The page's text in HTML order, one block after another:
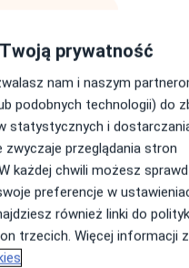
ustalane są ceny?
2
prywatność
nam i naszym
podobnych technologii) do
statystycznych i
zwyczaje przeglądania stron
każdej chwili możesz
preferencje w
również linki do polityk
trzecich. Więcej informacji